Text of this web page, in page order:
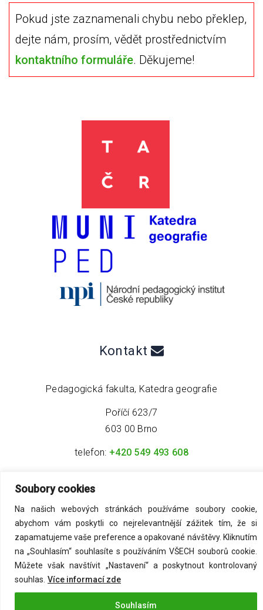
Soubory cookies
Na našich webových stránkách používáme soubory cookie,
abychom vám poskytli co nejrelevantnější zážitek tím, že si
zapamatujeme vaše preference a opakované návštěvy. Kliknutím
na „Souhlasím“ souhlasíte s používáním VŠECH souborů cookie.
Můžete však navštívit „Nastavení“ a poskytnout kontrolovaný
souhlas. Více informací zde
Souhlasím
Pokud jste zaznamenali chybu nebo překlep,
dejte nám, prosím, vědět prostřednictvím
kontaktního formuláře. Děkujeme!
Kontakt
Pedagogická fakulta, Katedra geografie
Poříčí 623/7
603 00 Brno
telefon: +420 549 493 608
© 2026 Acmark s.r.o . All Rights Reserved.
Zásady ochrany osobních údajů